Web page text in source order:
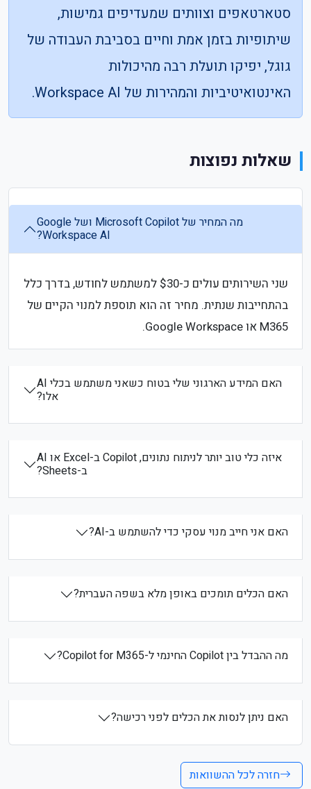
סטארטאפים וצוותים שמעדיפים גמישות,
שיתופיות בזמן אמת וחיים בסביבת העבודה של
גוגל, יפיקו תועלת רבה מהיכולות
האינטואיטיביות והמהירות של Workspace AI.
שאלות נפוצות
מה המחיר של Microsoft Copilot ושל Google
Workspace AI?
שני השירותים עולים כ-$30 למשתמש לחודש, בדרך כלל
בהתחייבות שנתית. מחיר זה הוא תוספת למנוי הקיים של
M365 או Google Workspace.
האם המידע הארגוני שלי בטוח כשאני משתמש בכלי AI
אלו?
איזה כלי טוב יותר לניתוח נתונים, Copilot ב-Excel או AI
ב-Sheets?
האם אני חייב מנוי עסקי כדי להשתמש ב-AI?
האם הכלים תומכים באופן מלא בשפה העברית?
מה ההבדל בין Copilot החינמי ל-Copilot for M365?
האם ניתן לנסות את הכלים לפני רכישה?
חזרה לכל ההשוואות